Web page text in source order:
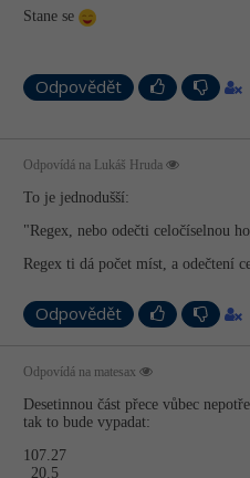
Stane se
Odpovědět
Odpovídá na Lukáš Hruda
To je jednodušší:
"Regex, nebo odečti celočíselnou
Regex ti dá počet míst, a odečtení
Odpovědět
Odpovídá na matesax
Desetinnou část přece vůbec
tak to bude vypadat:
107.27
_20.5